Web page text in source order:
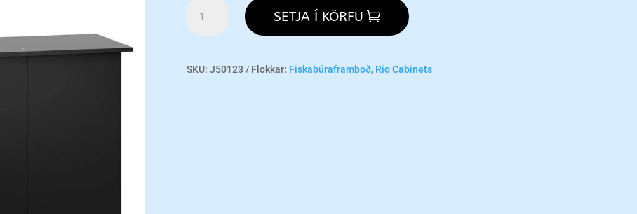
240
Black
SETJA Í KÖRFU
SKU: J50123 Flokkar: Fiskabúraframboð, Rio Cabinets